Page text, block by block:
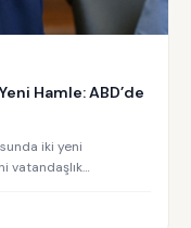
Hamle: ABD’de
iki yeni
vatandaşlık